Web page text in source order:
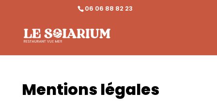
Panneau de gestion des cookies
06 06 88 82 23
Mentions légales